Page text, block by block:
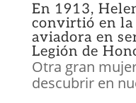
En 1913,
convirtió en
aviadora en
Legión de
Otra gran
descubrir en